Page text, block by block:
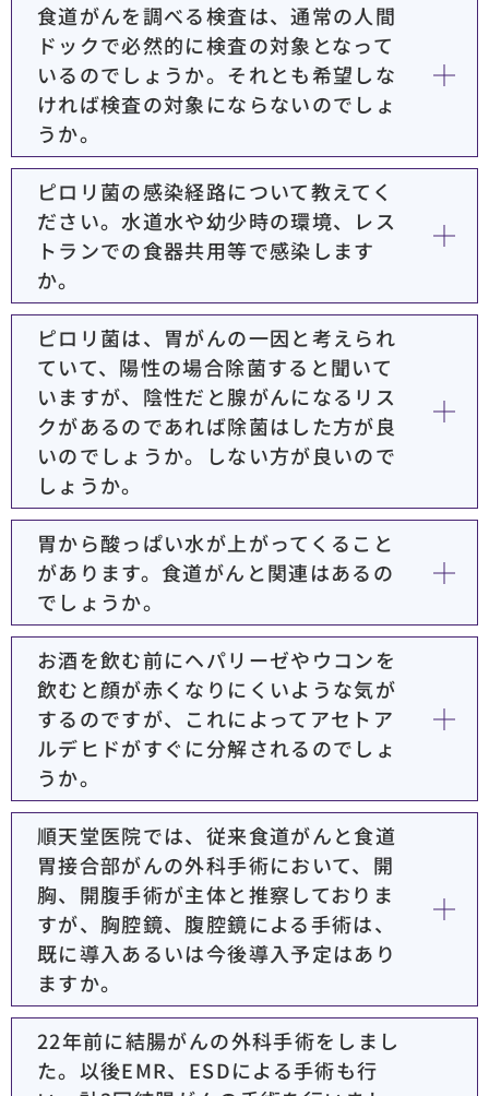
食道がんを調べる検査は、通常の人間
ドックで必然的に検査の対象となって
いるのでしょうか。それとも希望しな
ければ検査の対象にならないのでしょ
うか。
ピロリ菌の感染経路について教えてく
ださい。水道水や幼少時の環境、レス
トランでの食器共用等で感染します
か。
ピロリ菌は、胃がんの一因と考えられ
ていて、陽性の場合除菌すると聞いて
いますが、陰性だと腺がんになるリス
クがあるのであれば除菌はした方が良
いのでしょうか。しない方が良いので
しょうか。
胃から酸っぱい水が上がってくること
があります。食道がんと関連はあるの
でしょうか。
お酒を飲む前にヘパリーゼやウコンを
飲むと顔が赤くなりにくいような気が
するのですが、これによってアセトア
ルデヒドがすぐに分解されるのでしょ
うか。
順天堂医院では、従来食道がんと食道
胃接合部がんの外科手術において、開
胸、開腹手術が主体と推察しておりま
すが、胸腔鏡、腹腔鏡による手術は、
既に導入あるいは今後導入予定はあり
ますか。
22年前に結腸がんの外科手術をしまし
た。以後EMR、ESDによる手術も行